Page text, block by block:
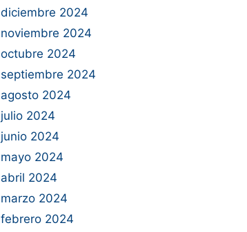
diciembre 2024
noviembre 2024
octubre 2024
septiembre 2024
agosto 2024
julio 2024
junio 2024
mayo 2024
abril 2024
marzo 2024
febrero 2024